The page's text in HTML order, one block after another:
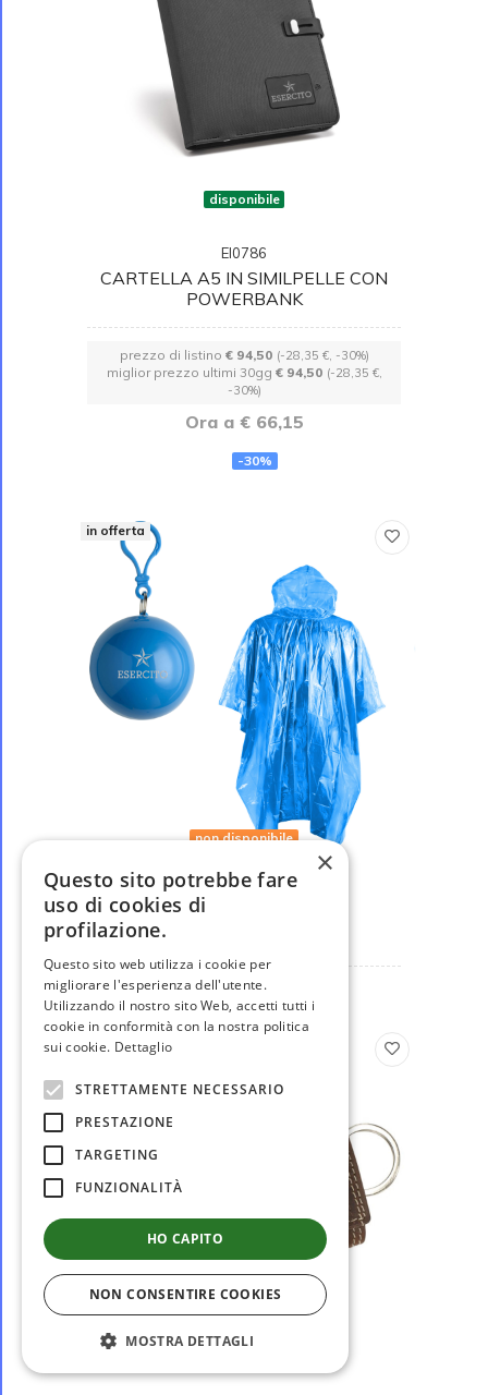
disponibile
EI0786
CARTELLA A5 IN SIMILPELLE CON
POWERBANK
prezzo di listino € 94,50 (-28,35 €, -30%)
miglior prezzo ultimi 30gg € 94,50 (-28,35 €,
-30%)
Ora a € 66,15
-30%
in offerta
non disponibile
EI0821
PONCHO D'EMERGENZA
in offerta
disponibile
×
Questo sito potrebbe fare
uso di cookies di
profilazione.
Questo sito web utilizza i cookie per
migliorare l'esperienza dell'utente.
Utilizzando il nostro sito Web, accetti tutti i
cookie in conformità con la nostra politica
sui cookie. Dettaglio
STRETTAMENTE NECESSARIO
PRESTAZIONE
TARGETING
FUNZIONALITÀ
HO CAPITO
NON CONSENTIRE COOKIES
MOSTRA DETTAGLI